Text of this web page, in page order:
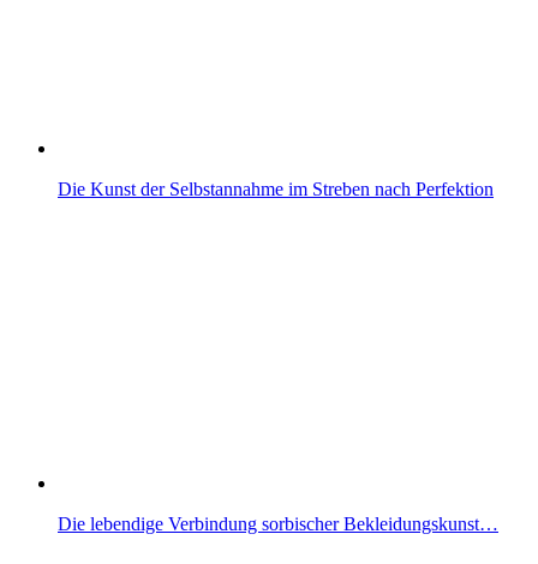
Die Kunst der Selbstannahme im Streben nach Perfektion
Die lebendige Verbindung sorbischer Bekleidungskunst…